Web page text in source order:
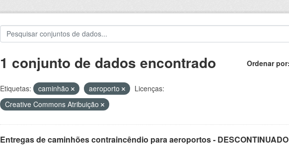
Ordenar por
1 conjunto de dados encontrado
Etiquetas: caminhão aeroporto
Licenças:
Creative Commons Atribuição
Entregas de caminhões contraincêndio para aeroportos - DESCONTINUADO